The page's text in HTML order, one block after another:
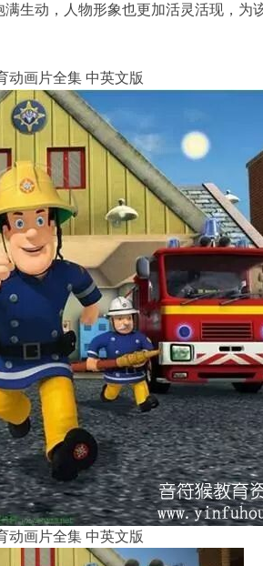
生动，人物形象也更加活灵活现，为
动画片全集 中英文版
动画片全集 中英文版